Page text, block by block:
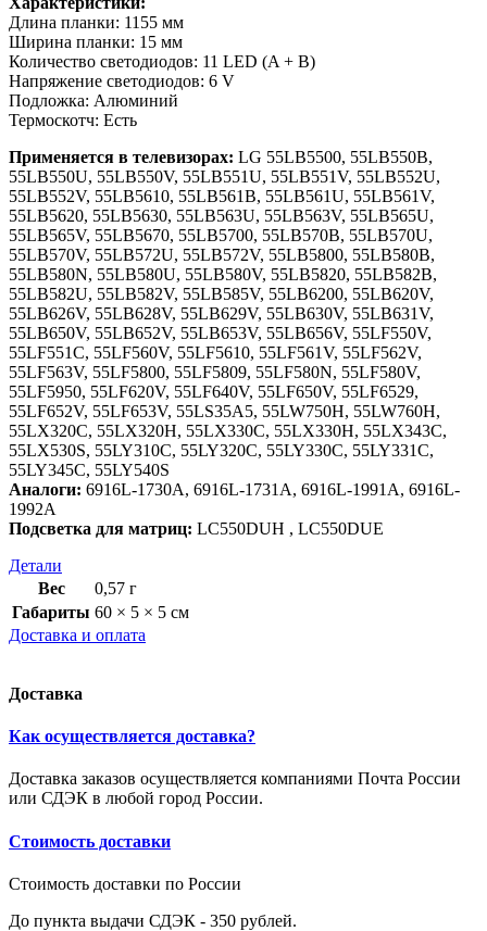
Длина планки: 1155 мм
Ширина планки: 15 мм
Количество светодиодов: 11 LED (A + B)
Напряжение светодиодов: 6 V
Подложка: Алюминий
Термоскотч: Есть
Применяется в телевизорах: LG 55LB5500, 55LB550B,
55LB550U, 55LB550V, 55LB551U, 55LB551V, 55LB552U,
55LB552V, 55LB5610, 55LB561B, 55LB561U, 55LB561V,
55LB5620, 55LB5630, 55LB563U, 55LB563V, 55LB565U,
55LB565V, 55LB5670, 55LB5700, 55LB570B, 55LB570U,
55LB570V, 55LB572U, 55LB572V, 55LB5800, 55LB580B,
55LB580N, 55LB580U, 55LB580V, 55LB5820, 55LB582B,
55LB582U, 55LB582V, 55LB585V, 55LB6200, 55LB620V,
55LB626V, 55LB628V, 55LB629V, 55LB630V, 55LB631V,
55LB650V, 55LB652V, 55LB653V, 55LB656V, 55LF550V,
55LF551C, 55LF560V, 55LF5610, 55LF561V, 55LF562V,
55LF563V, 55LF5800, 55LF5809, 55LF580N, 55LF580V,
55LF5950, 55LF620V, 55LF640V, 55LF650V, 55LF6529,
55LF652V, 55LF653V, 55LS35A5, 55LW750H, 55LW760H,
55LX320C, 55LX320H, 55LX330C, 55LX330H, 55LX343C,
55LX530S, 55LY310C, 55LY320C, 55LY330C, 55LY331C,
55LY345C, 55LY540S
Аналоги: 6916L-1730A, 6916L-1731A, 6916L-1991A, 6916L-
1992A
Подсветка для матриц: LC550DUH , LC550DUE
Детали
Вес
0,57 г
Габариты 60 × 5 × 5 см
Доставка и оплата
Доставка
Как осуществляется доставка?
Доставка заказов осуществляется компаниями Почта России
или СДЭК в любой город России.
Стоимость доставки
Стоимость доставки по России
До пункта выдачи СДЭК - 350 рублей.